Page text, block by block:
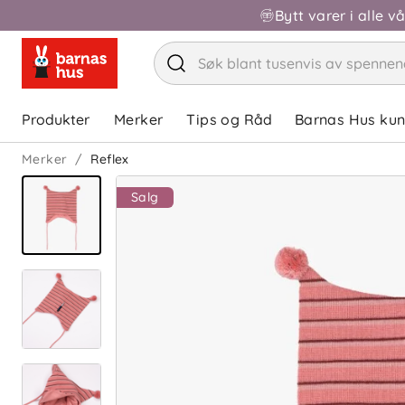
Bytt varer i alle
Produkter Merker Tips og Råd Barnas Hus
Merker Reflex
Salg